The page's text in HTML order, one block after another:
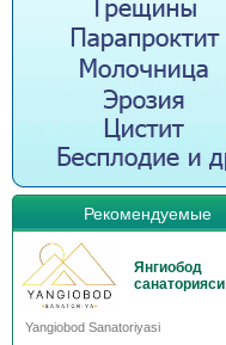
Рекомендуемые
Янгиобод
санаторияси
Yangiobod Sanatoriyasi